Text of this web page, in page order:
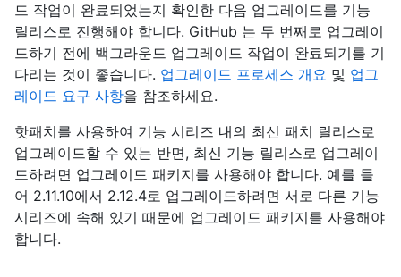
드 작업이 완료되었는지 확인한 다음 업그레이드를 기능
릴리스로 진행해야 합니다. GitHub 는 두 번째로 업그레이
드하기 전에 백그라운드 업그레이드 작업이 완료되기를 기
다리는 것이 좋습니다. 업그레이드 프로세스 개요 및 업그
레이드 요구 사항을 참조하세요.
핫패치를 사용하여 기능 시리즈 내의 최신 패치 릴리스로
업그레이드할 수 있는 반면, 최신 기능 릴리스로 업그레이
드하려면 업그레이드 패키지를 사용해야 합니다. 예를 들
어 2.11.10에서 2.12.4로 업그레이드하려면 서로 다른 기능
시리즈에 속해 있기 때문에 업그레이드 패키지를 사용해야
합니다.